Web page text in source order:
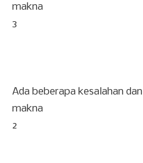
makna
3
Ada beberapa kesalahan
makna
2